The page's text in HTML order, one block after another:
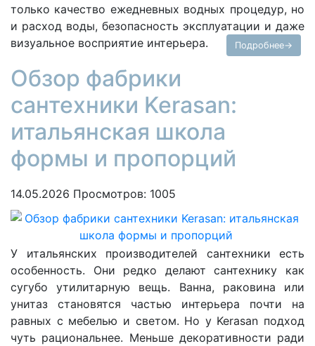
только качество ежедневных водных процедур, но
и расход воды, безопасность эксплуатации и даже
визуальное восприятие интерьера.
Подробнее→
Обзор фабрики
сантехники Kerasan:
итальянская школа
формы и пропорций
14.05.2026 Просмотров: 1005
У итальянских производителей сантехники есть
особенность. Они редко делают сантехнику как
сугубо утилитарную вещь. Ванна, раковина или
унитаз становятся частью интерьера почти на
равных с мебелью и светом. Но у Kerasan подход
чуть рациональнее. Меньше декоративности ради